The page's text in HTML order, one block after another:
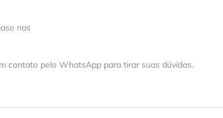
nas
contato pelo WhatsApp para tirar suas dúvidas.